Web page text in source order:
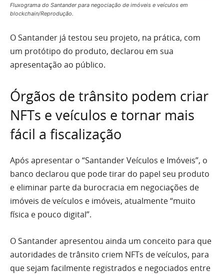
Fluxograma do Santander para negociação de imóveis e veículos em
blockchain/Reprodução.
O Santander já testou seu projeto, na prática, com
um protótipo do produto, declarou em sua
apresentação ao público.
Órgãos de trânsito podem criar
NFTs e veículos e tornar mais
fácil a fiscalização
Após apresentar o “Santander Veículos e Imóveis”, o
banco declarou que pode tirar do papel seu produto
e eliminar parte da burocracia em negociações de
imóveis de veículos e imóveis, atualmente “muito
física e pouco digital”.
O Santander apresentou ainda um conceito para que
autoridades de trânsito criem NFTs de veículos, para
que sejam facilmente registrados e negociados entre